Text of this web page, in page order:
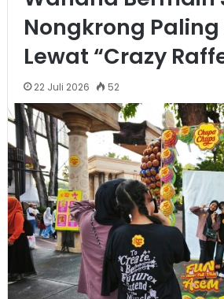
Nongkrong Paling
Lewat “Crazy
22 Juli 2026 52